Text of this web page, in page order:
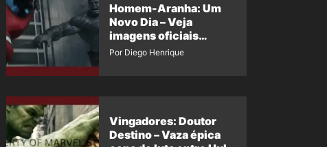
Homem-Aranha: Um
Novo Dia – Veja
imagens oficiais
descartadas do Hulk
Por Diego Henrique
Vingadores: Doutor
Destino – Vaza épica